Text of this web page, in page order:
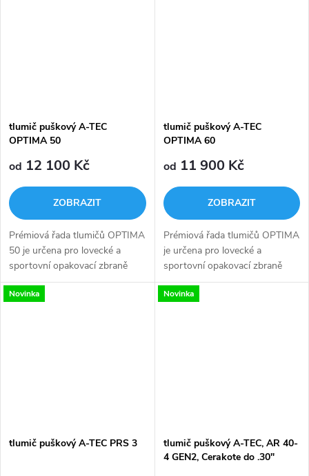
tlumič puškový A-TEC
OPTIMA 50
od 12 100 Kč
ZOBRAZIT
Prémiová řada tlumičů OPTIMA
50 je určena pro lovecké a
sportovní opakovací zbraně
(pro samonabíjecí lovecké volte
typ Optima Flow). Zásadní
tlumič puškový A-TEC
OPTIMA 60
od 11 900 Kč
ZOBRAZIT
Prémiová řada tlumičů OPTIMA
je určena pro lovecké a
sportovní opakovací zbraně
(pro samonabíjecí lovecké volte
typ Optima Flow). Zásadní
Novinka
tlumič puškový A-TEC PRS 3
Novinka
tlumič puškový A-TEC, AR 40-
4 GEN2, Cerakote do .30"